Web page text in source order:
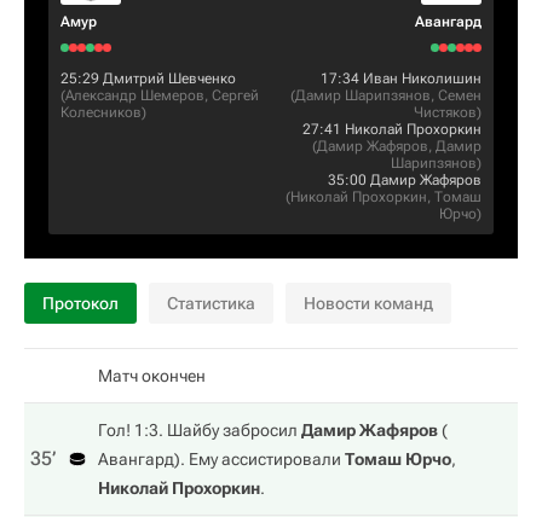
Амур Авангард
25:29 Дмитрий Шевченко
(Александр Шемеров, Сергей
Колесников)
17:34 Иван Николишин
(Дамир Шарипзянов, Семен
Чистяков)
27:41 Николай Прохоркин
(Дамир Жафяров, Дамир
Шарипзянов)
35:00 Дамир Жафяров
(Николай Прохоркин, Томаш
Юрчо)
Протокол Статистика Новости команд
Матч окончен
35‎’‎
Гол! 1:3. Шайбу забросил Дамир Жафяров(
Авангард). Ему ассистировали Томаш Юрчо,
Николай Прохоркин.